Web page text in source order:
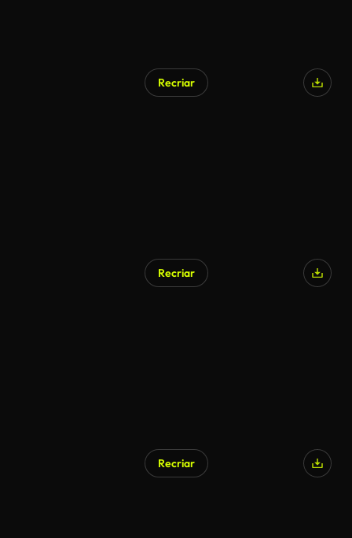
Recriar
Recriar
Recriar